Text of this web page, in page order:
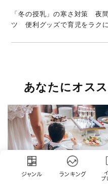
ジャンル ランキング
プ
「冬の授乳」の寒さ対策 夜
ツ 便利グッズで育児をラクに
あなたにオス